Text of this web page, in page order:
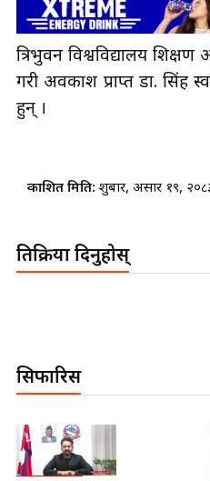
त्रिभुवन विश्वविद्यालय
गरी अवकाश प्राप्त डा. सिंह
हुन् ।
प्रकाशित मिति: शुक्रबार, असार १९,
प्रतिक्रिया दिनुहोस्
सिफारिस